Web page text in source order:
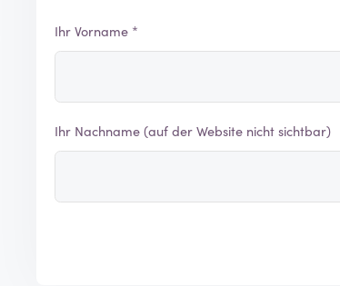
Ihr Vorname *
Ihr Nachname (auf der Website nicht sichtbar)